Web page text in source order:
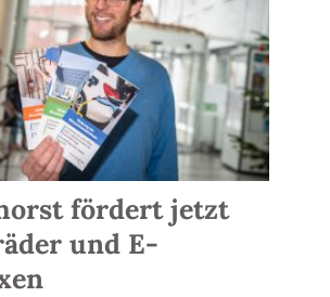
fördert jetzt
und E-